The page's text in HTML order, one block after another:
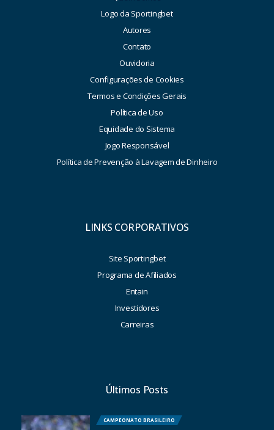
Logo da Sportingbet
Autores
Contato
Ouvidoria
Configurações de Cookies
Termos e Condições Gerais
Política de Uso
Equidade do Sistema
Jogo Responsável
Política de Prevenção à Lavagem de Dinheiro
LINKS CORPORATIVOS
Site Sportingbet
Programa de Afiliados
Entain
Investidores
Carreiras
Últimos Posts
CAMPEONATO BRASILEIRO